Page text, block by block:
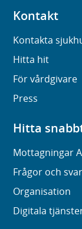
Kontakt
Kontakta
Hitta hit
För vårdgivare
Press
Hitta
Mottagningar
Frågor och svar
Organisation
Digitala